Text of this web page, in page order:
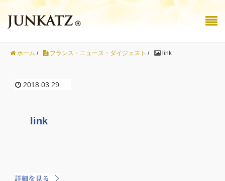
ホーム / フランス・ニュース・ダイジェスト / link
2018.03.29
link